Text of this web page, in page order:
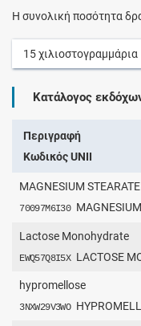
Η συνολική ποσότητα
15χιλιοστογραμμάρια
Κατάλογος
Περιγραφή
Κωδικός UNII
MAGNESIUM STEARATE
70097M6I30
Lactose Monohydrate
EWQ57Q8I5X LACTOSE
hypromellose
3NXW29V3WO